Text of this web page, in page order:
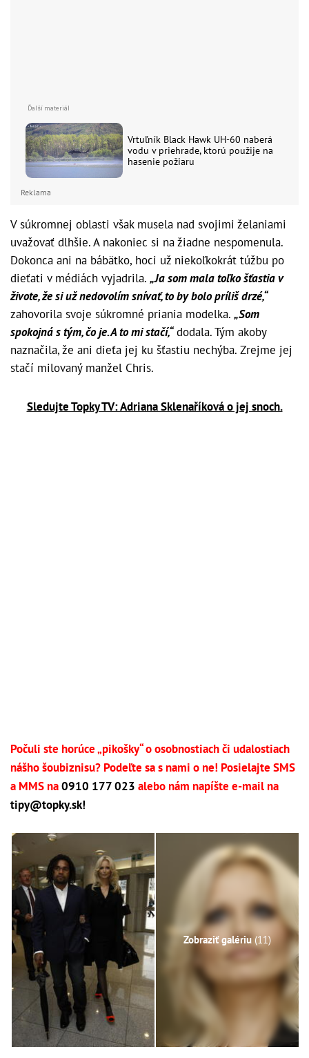
Vrtuľník Black Hawk UH-60 naberá
vodu v priehrade, ktorú použije na
hasenie požiaru
Reklama
V súkromnej oblasti však musela nad svojimi želaniami
uvažovať dlhšie. A nakoniec si na žiadne nespomenula.
Dokonca ani na bábätko, hoci už niekoľkokrát túžbu po
dieťati v médiách vyjadrila. „Ja som mala toľko šťastia v
živote, že si už nedovolím snívať, to by bolo príliš drzé,“
zahovorila svoje súkromné priania modelka. „Som
spokojná s tým, čo je. A to mi stačí,“dodala. Tým akoby
naznačila, že ani dieťa jej ku šťastiu nechýba. Zrejme jej
stačí milovaný manžel Chris.
Sledujte Topky TV: Adriana Sklenaříková o jej snoch.
Počuli ste horúce „pikošky“ o osobnostiach či udalostiach
nášho šoubiznisu? Podeľte sa s nami o ne! Posielajte SMS
a MMS na0910 177 023 alebo nám napíšte e-mail na
tipy@topky.sk!
Zobraziť galériu (11)